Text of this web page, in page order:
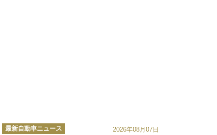
カ
テ
最新自動車ニュース 2026年08月07日